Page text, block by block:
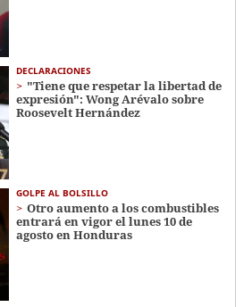
DECLARACIONES
"Tiene que respetar la libertad de
expresión": Wong Arévalo sobre
Roosevelt Hernández
GOLPE AL BOLSILLO
Otro aumento a los combustibles
entrará en vigor el lunes 10 de
agosto en Honduras